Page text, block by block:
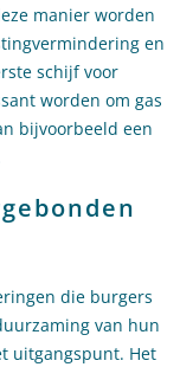
manier worden
en
schijf voor
worden om gas
bijvoorbeeld een
die burgers
van hun
uitgangspunt. Het